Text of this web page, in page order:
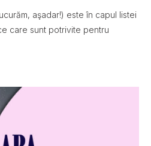
aşadar!) este în capul listei
care sunt potrivite pentru